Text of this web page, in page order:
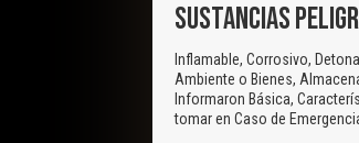
SUSTANCIAS
Inflamable, Corrosivo,
Ambiente o Bienes,
Informaron Básica,
tomar en Caso de